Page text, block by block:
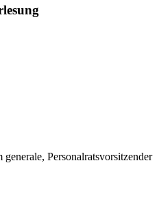
Personalratsvorsitzender